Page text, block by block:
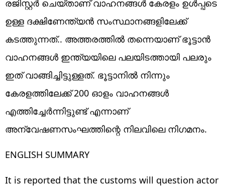
രജിസ്റ്റർ ചെയ്താണ് വാഹനങ്ങൾ കേരളം ഉൾപ്പടെ
ഉള്ള ദക്ഷിണേന്ത്യൻ സംസ്ഥാനങ്ങളിലേക്ക്
കടത്തുന്നത്.. അത്തരത്തിൽ തന്നെയാണ് ഭൂട്ടാൻ
വാഹനങ്ങൾ ഇന്ത്യയിലെ പലയിടത്തായി പലരും
ഇത് വാങ്ങിച്ചിട്ടുള്ളത്. ഭൂട്ടാനിൽ നിന്നും
കേരളത്തിലേക്ക് 200 ഓളം വാഹനങ്ങൾ
എത്തിച്ചേർന്നിട്ടുണ്ട് എന്നാണ്
അന്വേഷണസംഘത്തിന്റെ നിലവിലെ നിഗമനം.
ENGLISH SUMMARY
It is reported that the customs will question actor